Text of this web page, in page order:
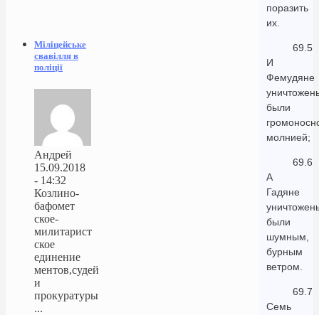
поразить
их.
69.5
И
Фемудяне
были
молнией;
69.6
А
Гадяне
были
шумным,
бурным
ветром.
69.7
Семь
Міліцейське
свавілля в
поліції
Андрей
15.09.2018
- 14:32
Козлино-
бафомет
ское-
милитарист
ское
единение
ментов,судей
и
прокуратуры
...